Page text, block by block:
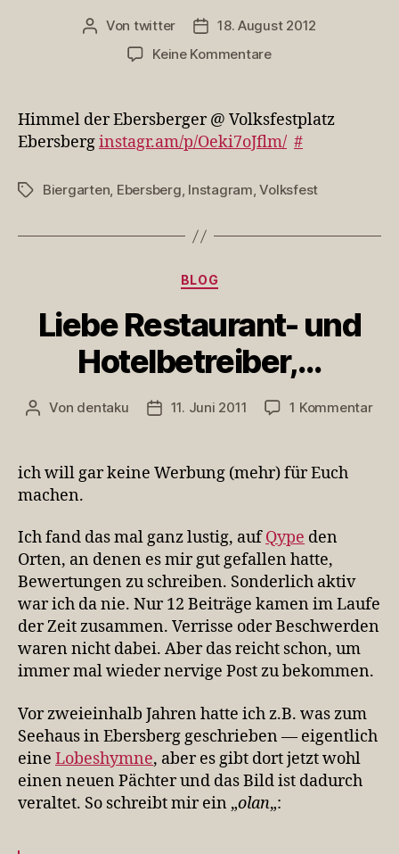
Beitragsautor
Von twitter Veröffentlichungsdatum
18. August 2012
Keine Kommentarezu
Ebersberger
Volk…
Himmel der Ebersberger @ Volksfestplatz
Ebersberginstagr.am/p/Oeki7oJflm/ #
Schlagwörter
Biergarten, Ebersberg, Instagram,Volksfest
Kategorien
BLOG
Liebe Restaurant- und
Hotelbetreiber,…
Beitragsautor
Von dentaku Veröffentlichungsdatum
11. Juni 2011 1 Kommentarzu
ich will gar keine Werbung (mehr) für Euch
machen.
Ich fand das mal ganz lustig, aufQype den
Orten, an denen es mir gut gefallen hatte,
Bewertungen zu schreiben. Sonderlich aktiv
war ich da nie. Nur 12 Beiträge kamen im Laufe
der Zeit zusammen. Verrisse oder Beschwerden
waren nicht dabei. Aber das reicht schon, um
immer mal wieder nervige Post zu bekommen.
Vor zweieinhalb Jahren hatte ich z.B. was zum
Seehaus in Ebersberg geschrieben — eigentlich
eine Lobeshymne, aber es gibt dort jetzt wohl
einen neuen Pächter und das Bild ist dadurch
veraltet. So schreibt mir ein „olan„: